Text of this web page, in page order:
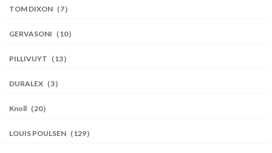
TOM DIXON（7）
GERVASONI（10）
PILLIVUYT（13）
DURALEX（3）
Knoll（20）
LOUIS POULSEN（129）